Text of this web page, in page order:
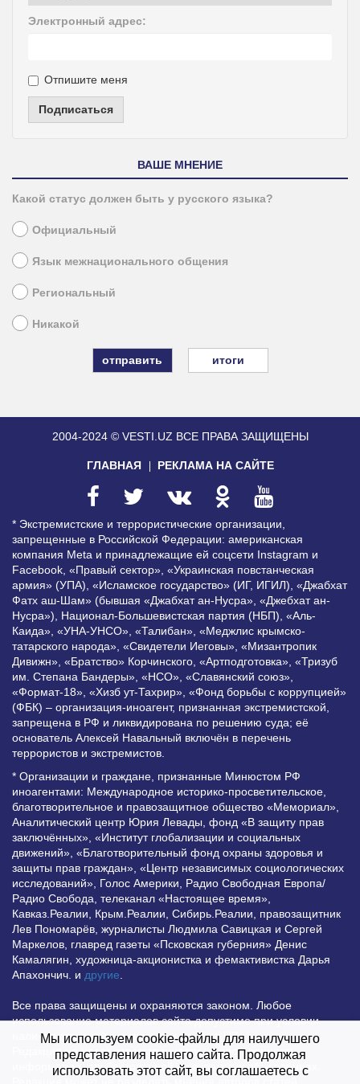
Электронный адрес:
Отпишите меня
Подписаться
ВАШЕ МНЕНИЕ
Какой статус должен быть у русского языка?
Официальный
Язык межнационального общения
Региональный
Никакой
итоги
2004-2024 © VESTI.UZ ВСЕ ПРАВА ЗАЩИЩЕНЫ
ГЛАВНАЯ РЕКЛАМА НА САЙТЕ
* Экстремистские и террористические организации,
запрещенные в Российской Федерации: американская
компания Meta и принадлежащие ей соцсети Instagram и
Facebook, «Правый сектор», «Украинская повстанческая
армия» (УПА), «Исламское государство» (ИГ, ИГИЛ), «Джабхат
Фатх аш-Шам» (бывшая «Джабхат ан-Нусра», «Джебхат ан-
Нусра»), Национал-Большевистская партия (НБП), «Аль-
Каида», «УНА-УНСО», «Талибан», «Меджлис крымско-
татарского народа», «Свидетели Иеговы», «Мизантропик
Дивижн», «Братство» Корчинского, «Артподготовка», «Тризуб
им. Степана Бандеры», «НСО», «Славянский союз»,
«Формат-18», «Хизб ут-Тахрир», «Фонд борьбы с коррупцией»
(ФБК) – организация-иноагент, признанная экстремистской,
запрещена в РФ и ликвидирована по решению суда; её
основатель Алексей Навальный включён в перечень
террористов и экстремистов.
* Организации и граждане, признанные Минюстом РФ
иноагентами: Международное историко-просветительское,
благотворительное и правозащитное общество «Мемориал»,
Аналитический центр Юрия Левады, фонд «В защиту прав
заключённых», «Институт глобализации и социальных
движений», «Благотворительный фонд охраны здоровья и
защиты прав граждан», «Центр независимых социологических
исследований», Голос Америки, Радио Свободная Европа/
Радио Свобода, телеканал «Настоящее время»,
Кавказ.Реалии, Крым.Реалии, Сибирь.Реалии, правозащитник
Лев Пономарёв, журналисты Людмила Савицкая и Сергей
Маркелов, главред газеты «Псковская губерния» Денис
Камалягин, художница-акционистка и фемактивистка Дарья
Апахончич. и другие.
Все права защищены и охраняются законом. Любое
использование материалов сайта допустимо при условии
наличия активной гиперссылки на Vesti.UZ.
Редакция не несет ответственности за достоверность
информации, опубликованной в рекламных объявлениях.
Мы используем cookie-файлы для наилучшего
представления нашего сайта. Продолжая
использовать этот сайт, вы соглашаетесь с